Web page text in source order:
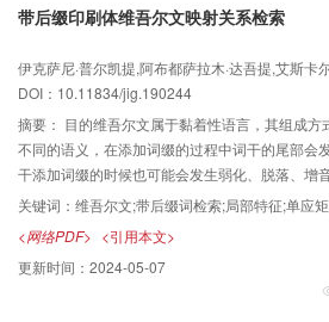
（deep belief network，DBN）和GoogLeNet网
验证了IC-GAN在类内差距较大的面部表情识别中
内差距较大情况下的误识率，提高了系统鲁棒性
了坚实的基础。
带后缀印刷体维吾尔文映射关系检索
伊克萨尼·普尔凯提,阿布都萨拉木·达吾提,艾斯卡
DOI：10.11834/jig.190244
摘要： 目的维吾尔文属于黏着性语言，其组成
不同的语义，在添加词缀的过程中词干的尾部会
干添加词缀的时候也可能会发生弱化、脱落、增
态变化，所以利用目前的图像文字检索（word
具体的维吾尔文词汇，却不能以某一词干为检
词语。为此，提出了基于映射关系的带后缀印刷
法首先利用局部特征对维吾尔文词图像进行特征
速最近邻搜索（fast library for approximate
关键词： 维吾尔文;带后缀词检索;局部特征;单应
<网络PDF> <引用本文>
更新时间： 2024-05-07